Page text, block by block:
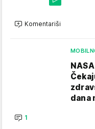
Komentariši
dana
1